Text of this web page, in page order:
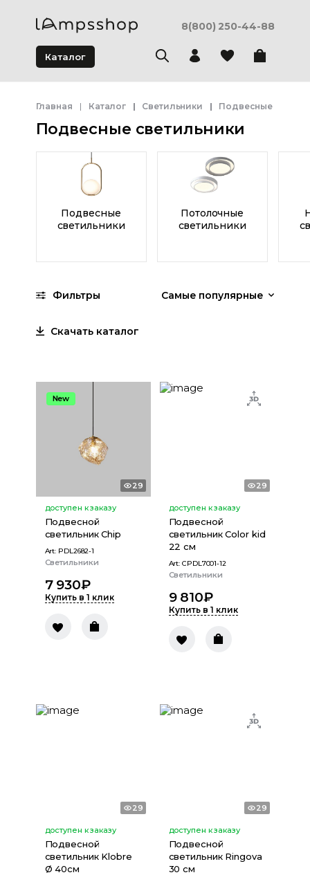
8(800) 250-44-88
Каталог
Главная Каталог Светильники Подвесные
Подвесные светильники
Подвесные
светильники
Потолочные
светильники
Фильтры Самые популярные
Скачать каталог
New
29
доступен к заказу
Подвесной
светильник Chip
Art: PDL2682-1
Светильники
7 930₽
Купить в 1 клик
29
доступен к заказу
Подвесной
светильник Color kid
22 см
Art: CPDL7001-12
Светильники
9 810₽
Купить в 1 клик
29
доступен к заказу
Подвесной
светильник Klobre
Ø 40см
29
доступен к заказу
Подвесной
светильник Ringova
30 см